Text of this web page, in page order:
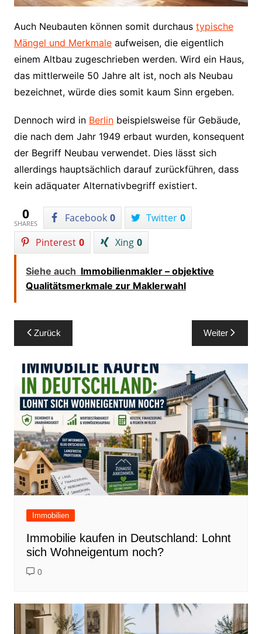
Auch Neubauten können somit durchaus typische
Mängel und Merkmaleaufweisen, die eigentlich
einem Altbau zugeschrieben werden. Wird ein Haus,
das mittlerweile 50 Jahre alt ist, noch als Neubau
bezeichnet, würde dies somit kaum Sinn ergeben.
Dennoch wird in Berlinbeispielsweise für Gebäude,
die nach dem Jahr 1949 erbaut wurden, konsequent
der Begriff Neubau verwendet. Dies lässt sich
allerdings hauptsächlich darauf zurückführen, dass
kein adäquater Alternativbegriff existiert.
0
SHARES Facebook 0 Twitter 0
Pinterest 0 Xing 0
Siehe auch Immobilienmakler – objektive
Qualitätsmerkmale zur Maklerwahl
Beitragsnavigation
Zurück Weiter
Immobilien
Immobilie kaufen in Deutschland: Lohnt
sich Wohneigentum noch?
0